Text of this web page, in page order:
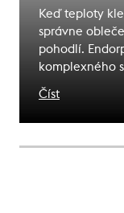
Keď teploty
správne
pohodlí.
komplexného
obliekaním
zime v meste
špecialisti
Číst